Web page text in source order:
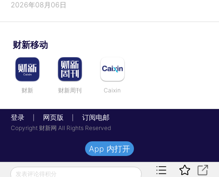
2026年08月06日
财新移动
财新 财新周刊 Caixin
登录 网页版 订阅电邮
Copyright 财新网 All Rights Reserved
发表评论得积分
App 内打开